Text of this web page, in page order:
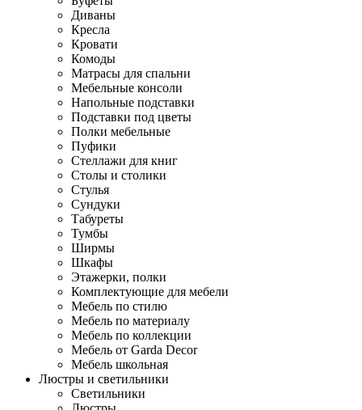
Диваны
Кресла
Кровати
Комоды
Матрасы для спальни
Мебельные консоли
Напольные подставки
Подставки под цветы
Полки мебельные
Пуфики
Стеллажи для книг
Столы и столики
Стулья
Сундуки
Табуреты
Тумбы
Ширмы
Шкафы
Этажерки, полки
Комплектующие для мебели
Мебель по стилю
Мебель по материалу
Мебель по коллекции
Мебель от Garda Decor
Мебель школьная
Люстры и светильники
Светильники